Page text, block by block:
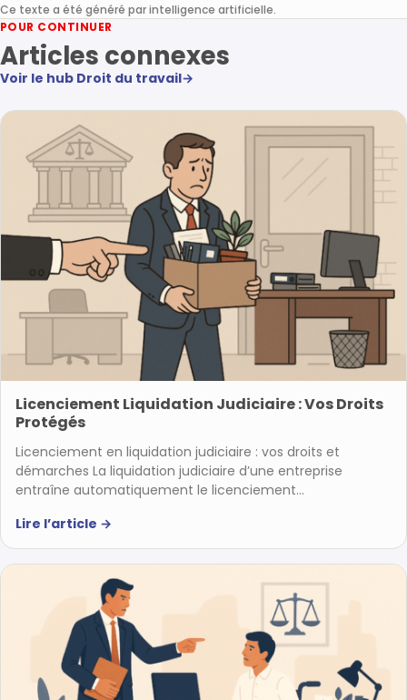
Ce texte a été généré par intelligence artificielle.
POUR CONTINUER
Articles connexes
Voir le hub Droit du travail→
Licenciement Liquidation Judiciaire : Vos Droits
Protégés
Licenciement en liquidation judiciaire : vos droits et
démarches La liquidation judiciaire d’une entreprise
entraîne automatiquement le licenciement…
Lire l’article →